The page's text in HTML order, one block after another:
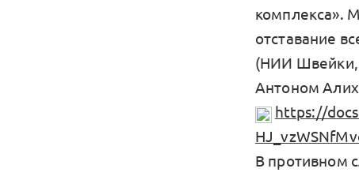
комплекса».
отставание
(НИИ Швейки,
Антоном
https://
В противном